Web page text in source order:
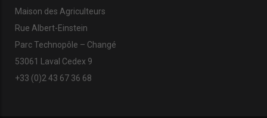
Maison des Agriculteurs
Rue Albert-Einstein
Parc Technopôle – Changé
53061 Laval Cedex 9
+33 (0)2 43 67 36 68